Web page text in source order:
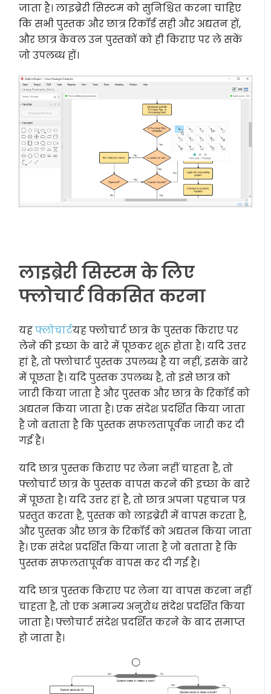
जाता है। लाइब्रेरी सिस्टम को सुनिश्चित करना चाहिए
कि सभी पुस्तक और छात्र रिकॉर्ड सही और अद्यतन हों,
और छात्र केवल उन पुस्तकों को ही किराए पर ले सकें
जो उपलब्ध हों।
लाइब्रेरी सिस्टम के लिए
फ्लोचार्ट विकसित करना
यहफ्लोचार्टयह फ्लोचार्ट छात्र के पुस्तक किराए पर
लेने की इच्छा के बारे में पूछकर शुरू होता है। यदि उत्तर
हां है, तो फ्लोचार्ट पुस्तक उपलब्ध है या नहीं, इसके बारे
में पूछता है। यदि पुस्तक उपलब्ध है, तो इसे छात्र को
जारी किया जाता है और पुस्तक और छात्र के रिकॉर्ड को
अद्यतन किया जाता है। एक संदेश प्रदर्शित किया जाता
है जो बताता है कि पुस्तक सफलतापूर्वक जारी कर दी
गई है।
यदि छात्र पुस्तक किराए पर लेना नहीं चाहता है, तो
फ्लोचार्ट छात्र के पुस्तक वापस करने की इच्छा के बारे
में पूछता है। यदि उत्तर हां है, तो छात्र अपना पहचान पत्र
प्रस्तुत करता है, पुस्तक को लाइब्रेरी में वापस करता है,
और पुस्तक और छात्र के रिकॉर्ड को अद्यतन किया जाता
है। एक संदेश प्रदर्शित किया जाता है जो बताता है कि
पुस्तक सफलतापूर्वक वापस कर दी गई है।
यदि छात्र पुस्तक किराए पर लेना या वापस करना नहीं
चाहता है, तो एक अमान्य अनुरोध संदेश प्रदर्शित किया
जाता है। फ्लोचार्ट संदेश प्रदर्शित करने के बाद समाप्त
हो जाता है।